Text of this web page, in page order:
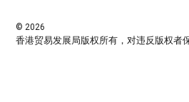
© 2026
香港贸易发展局版权所有，对违反版权者